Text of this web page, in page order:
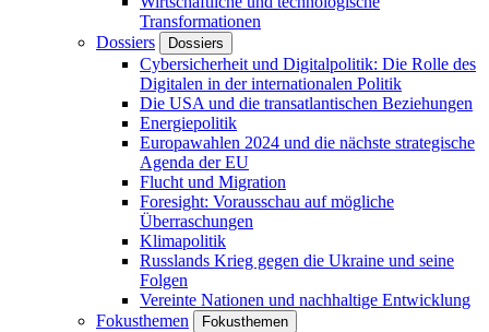
Transformationen
Dossiers
Dossiers
Cybersicherheit und Digitalpolitik: Die Rolle des
Digitalen in der internationalen Politik
Die USA und die transatlantischen Beziehungen
Energiepolitik
Europawahlen 2024 und die nächste strategische
Agenda der EU
Flucht und Migration
Foresight: Vorausschau auf mögliche
Überraschungen
Klimapolitik
Russlands Krieg gegen die Ukraine und seine
Folgen
Vereinte Nationen und nachhaltige Entwicklung
Fokusthemen
Fokusthemen